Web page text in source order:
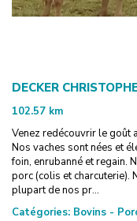
DECKER
102.57 km
Venez redécouvrir le goût
Nos vaches sont nées et
foin, enrubanné et regain.
porc (colis et charcuterie).
plupart de nos pr...
Catégories: Bovins -